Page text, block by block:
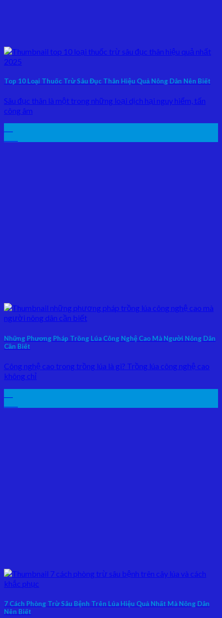
Top 10 Loại Thuốc Trừ Sâu Đục Thân Hiệu Quả Nông Dân Nên Biết
Sâu đục thân là một trong những loại dịch hại nguy hiểm, tấn
công âm
Những Phương Pháp Trồng Lúa Công Nghệ Cao Mà Người Nông Dân
Cần Biết
Công nghệ cao trong trồng lúa là gì? Trồng lúa công nghệ cao
không chỉ
7 Cách Phòng Trừ Sâu Bệnh Trên Lúa Hiệu Quả Nhất Mà Nông Dân
Nên Biết